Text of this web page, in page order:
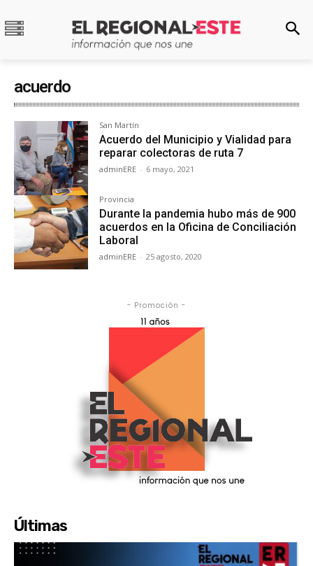
acuerdo
San Martín
Acuerdo del Municipio y Vialidad para
reparar colectoras de ruta 7
adminERE - 6 mayo, 2021
Provincia
Durante la pandemia hubo más de 900
acuerdos en la Oficina de Conciliación
Laboral
adminERE - 25 agosto, 2020
- Promoción -
Últimas